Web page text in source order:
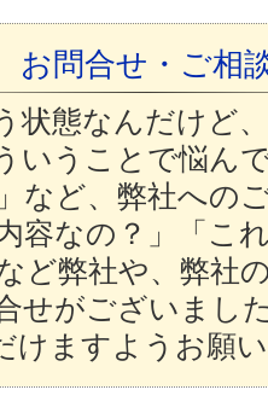
お問合せ・ご相
状態なんだけど
いうことで悩ん
など、弊社への
容なの？」「こ
ど弊社や、弊社
せがございまし
けますようお願